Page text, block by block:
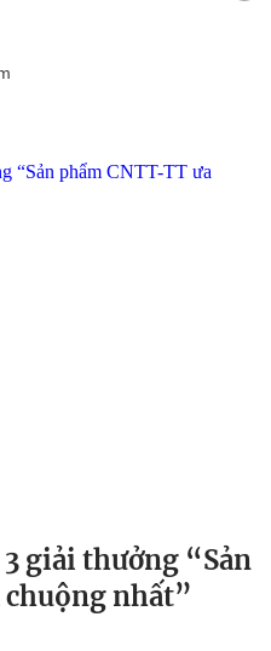
giải thưởng “Sản
nhất”